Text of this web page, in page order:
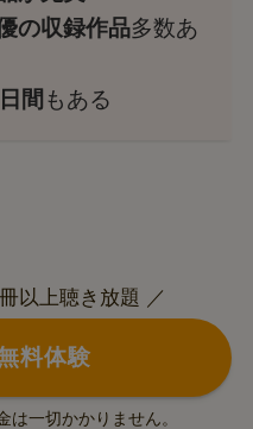
の収録作品多数あ
間 もある
以上聴き放題 ／
料体験
一切かかりません。